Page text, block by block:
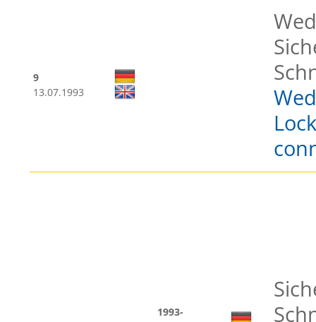
9
13.07.1993
1993-